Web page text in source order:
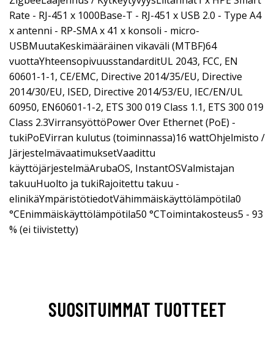
Rate - RJ-451 x 1000Base-T - RJ-451 x USB 2.0 - Type A4
x antenni - RP-SMA x 41 x konsoli - micro-
USBMuutaKeskimääräinen vikaväli (MTBF)64
vuottaYhteensopivuusstandarditUL 2043, FCC, EN
60601-1-1, CE/EMC, Directive 2014/35/EU, Directive
2014/30/EU, ISED, Directive 2014/53/EU, IEC/EN/UL
60950, EN60601-1-2, ETS 300 019 Class 1.1, ETS 300 019
Class 2.3VirransyöttöPower Over Ethernet (PoE) -
tukiPoEVirran kulutus (toiminnassa)16 wattOhjelmisto /
JärjestelmävaatimuksetVaadittu
käyttöjärjestelmäArubaOS, InstantOSValmistajan
takuuHuolto ja tukiRajoitettu takuu -
elinikäYmpäristötiedotVähimmäiskäyttölämpötila0
°CEnimmäiskäyttölämpötila50 °CToimintakosteus5 - 93
% (ei tiivistetty)
SUOSITUIMMAT TUOTTEET